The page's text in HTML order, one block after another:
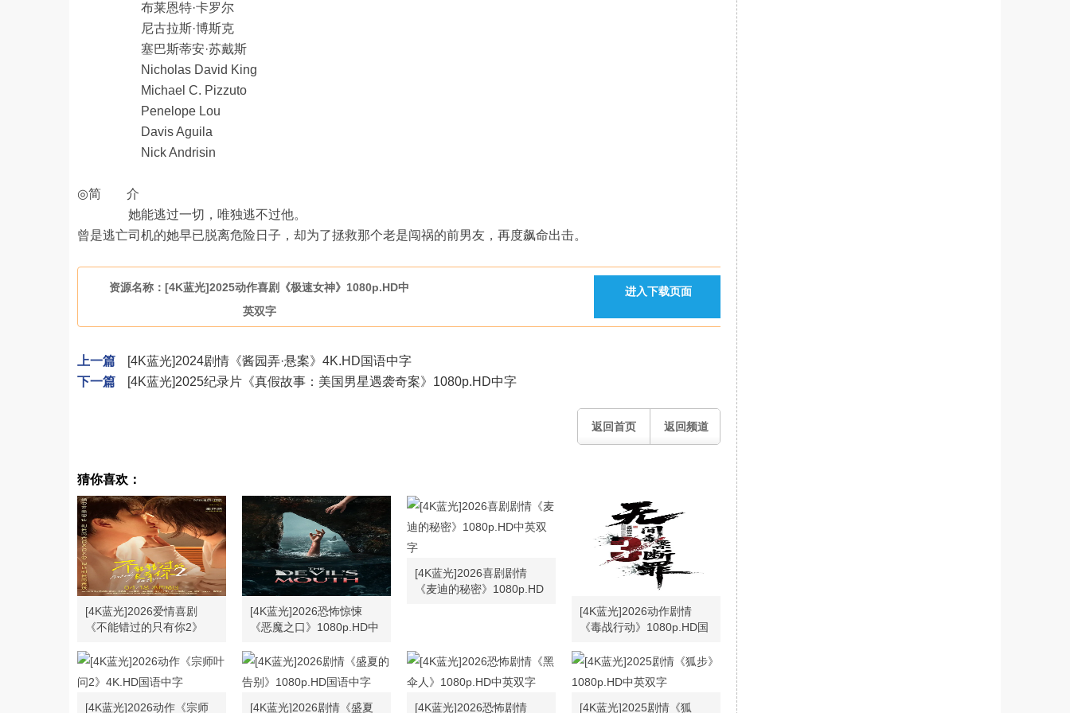
布莱恩特·卡罗尔
尼古拉斯·博斯克
塞巴斯蒂安·苏戴斯
Nicholas David King
Michael C. Pizzuto
Penelope Lou
Davis Aguila
Nick Andrisin
◎简 介
她能逃过一切，唯独逃不过他。
曾是逃亡司机的她早已脱离危险日子，却为了拯救那个老是闯祸的前男友，再度飙命出击。
资源名称：[4K蓝光]2025动作喜剧《极速女神》1080p.HD中
英双字
进入下载页面
上一篇
[4K蓝光]2024剧情《酱园弄·悬案》4K.HD国语中字
下一篇
[4K蓝光]2025纪录片《真假故事：美国男星遇袭奇案》1080p.HD中字
返回首页 返回频道
猜你喜欢：
[4K蓝光]2026爱情喜剧
《不能错过的只有你2》
[4K蓝光]2026恐怖惊悚
《恶魔之口》1080p.HD中
[4K蓝光]2026喜剧剧情
《麦迪的秘密》1080p.HD
[4K蓝光]2026动作剧情
《毒战行动》1080p.HD国
[4K蓝光]2026动作《宗师 [4K蓝光]2026剧情《盛夏 [4K蓝光]2026恐怖剧情 [4K蓝光]2025剧情《狐